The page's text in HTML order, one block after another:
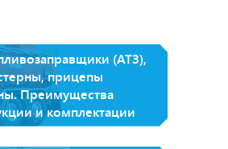
(АТЗ),
прицепы
Преимущества
и комплектации